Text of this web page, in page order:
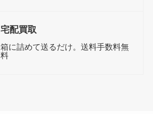
宅配買取
箱に詰めて送るだけ。送料手数料無
料